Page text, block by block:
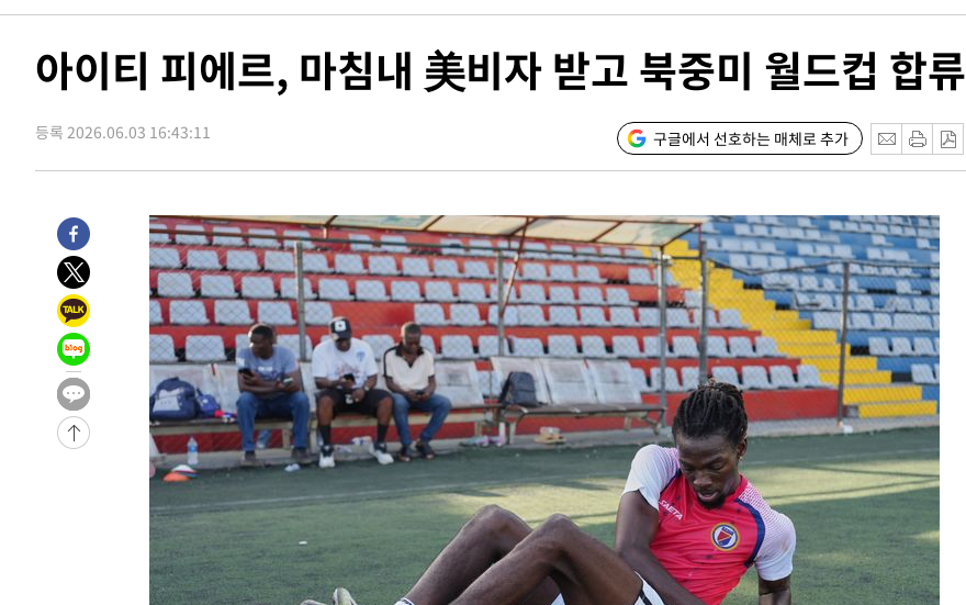
-23007초 전 >선재도서 해루질 나섰다 실종 60대, 닷새 만에 숨진 채 발견
-19917초 전 >여수 오동도 해상서 모터보트 전복…1명 사망·1명 실종
주 날씨]
-13162초 전 >축구협회 "압수수색·성접대 논란 사과…쇄신의 기회로 삼겠다"
-11679초 전 >[속보]'압수수색·성접대 논란' 축구협회 "실망과 걱정 안겨드려 죄
1시간 전 >
[속보]뉴욕증시 상승 마감…S&P 0.6% 나스닥 1.3%↑
아이티 피에르, 마침내 美비자 받고 북중미 월드컵 합류
등록 2026.06.03 16:43:11 구글에서 선호하는 매체로 추가